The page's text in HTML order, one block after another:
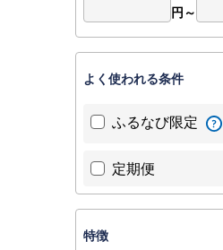
円～
よく使われる条件
ふるなび限定
定期便
特徴